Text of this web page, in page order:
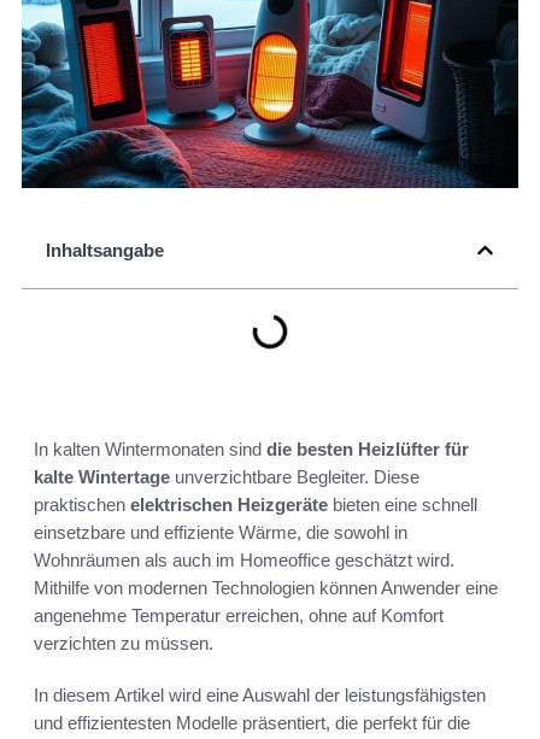
Inhaltsangabe
In kalten Wintermonaten sind die besten Heizlüfter für
kalte Wintertage unverzichtbare Begleiter. Diese
praktischen elektrischen Heizgeräte bieten eine schnell
einsetzbare und effiziente Wärme, die sowohl in
Wohnräumen als auch im Homeoffice geschätzt wird.
Mithilfe von modernen Technologien können Anwender eine
angenehme Temperatur erreichen, ohne auf Komfort
verzichten zu müssen.
In diesem Artikel wird eine Auswahl der leistungsfähigsten
und effizientesten Modelle präsentiert, die perfekt für die